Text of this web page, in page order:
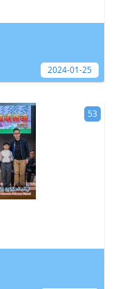
2024-01-25
53